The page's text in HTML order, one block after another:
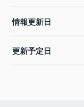
情報更新日
更新予定日